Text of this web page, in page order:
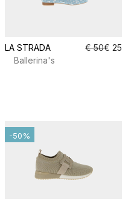
LA STRADA € 50€ 25
Ballerina's
-50%